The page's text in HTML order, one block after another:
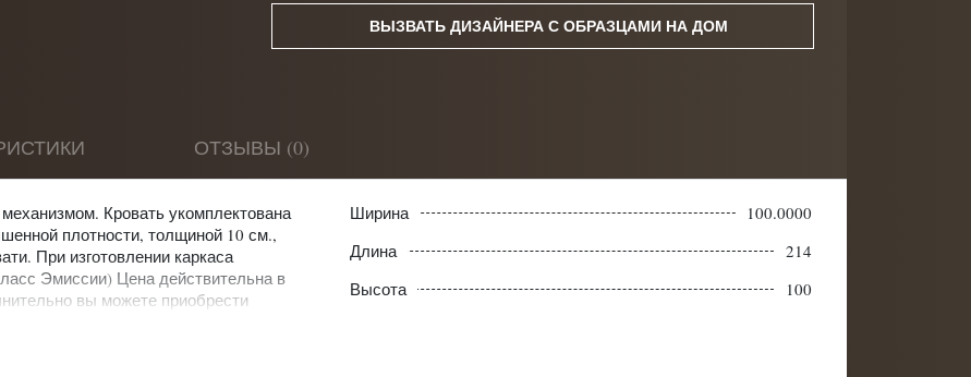
ВЫЗВАТЬ ДИЗАЙНЕРА С ОБРАЗЦАМИ НА ДОМ
ОТЗЫВЫ (0)
Кровать укомплектована
плотности, толщиной 10 см.,
При изготовлении каркаса
Эмиссии) Цена действительна в
вы можете приобрести
класс категории ткани.
Ширина
100.0000
Длина
214
Высота
100